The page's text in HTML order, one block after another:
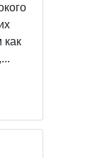
как